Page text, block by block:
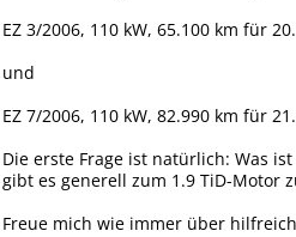
EZ 3/2006, 110 kW, 65.100 km für
und
EZ 7/2006, 110 kW, 82.990 km für
Die erste Frage ist natürlich: Was
gibt es generell zum 1.9 TiD-Motor
Freue mich wie immer über